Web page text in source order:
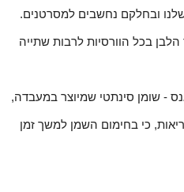
ובחלקם נחשבים למסרטנים.
בכל הוורסיות לרבות שתייה
- שומן סינתטי שמיוצר במעבדה,
כי בחימום השמן למשך זמן